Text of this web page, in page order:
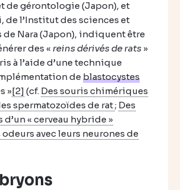
de gérontologie (Japon), et
de l’Institut des sciences et
Nara (Japon), indiquent être
des « reins dérivés de rats »
à l’aide d’une technique
de blastocystes
»[2] (cf. Des souris chimériques
spermatozoïdes de rat; Des
« cerveau hybride »
avec leurs neurones de